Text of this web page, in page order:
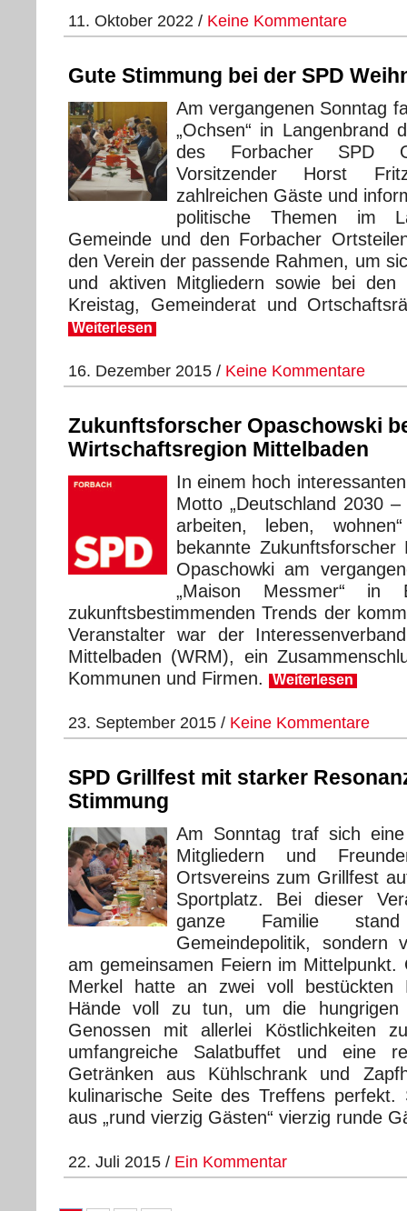
11. Oktober 2022 / Keine Kommentare
Gute Stimmung bei der SPD
Am vergangenen Sonntag
„Ochsen“ in Langenbrand
des Forbacher SPD
Vorsitzender Horst
zahlreichen Gäste und
politische Themen im
Gemeinde und den Forbacher
den Verein der passende Rahmen, um
und aktiven Mitgliedern sowie bei den
Kreistag, Gemeinderat und
Weiterlesen
16. Dezember 2015 / Keine Kommentare
Zukunftsforscher Opaschowski
Wirtschaftsregion Mittelbaden
In einem hoch
Motto „Deutschland 2030
arbeiten, leben,
bekannte
Opaschowki am
„Maison Messmer“ in
zukunftsbestimmenden Trends der
Veranstalter war der
Mittelbaden (WRM), ein
Kommunen und Firmen.
Weiterlesen
23. September 2015 / Keine Kommentare
SPD Grillfest mit starker
Stimmung
Am Sonntag traf sich
Mitgliedern und
Ortsvereins zum Grillfest
Sportplatz. Bei dieser
ganze Familie
Gemeindepolitik, sondern
am gemeinsamen Feiern im Mittelpunkt.
Merkel hatte an zwei voll bestückten
Hände voll zu tun, um die hungrigen
Genossen mit allerlei Köstlichkeiten
umfangreiche Salatbuffet und eine
Getränken aus Kühlschrank und
kulinarische Seite des Treffens perfekt.
aus „rund vierzig Gästen“ vierzig runde
22. Juli 2015 / Ein Kommentar